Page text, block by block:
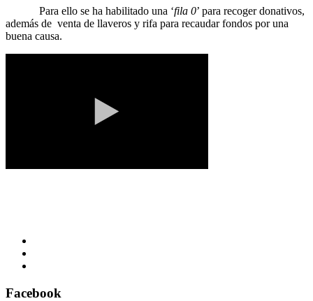
Para ello se ha habilitado una ‘fila 0’ para recoger donativos,
además de venta de llaveros y rifa para recaudar fondos por una
buena causa.
Facebook